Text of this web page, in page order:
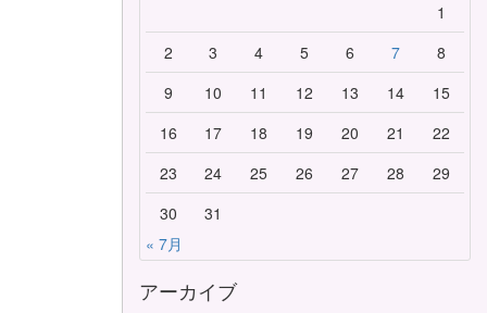
1
2
3 4 5 6 7
8
9
10 11 12 13 14
15
16
17 18 19 20 21
22
23
24 25 26 27 28
29
30
31
« 7月
アーカイブ